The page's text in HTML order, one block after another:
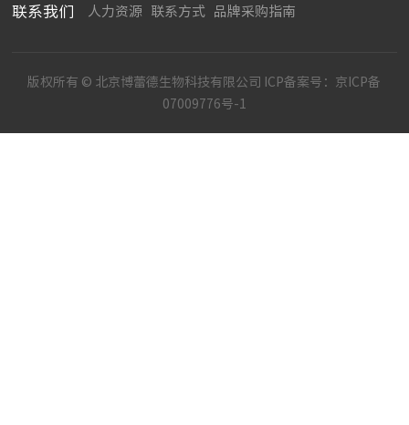
联系我们 人力资源 联系方式 品牌采购指南
版权所有 © 北京博蕾德生物科技有限公司 ICP备案号： 京ICP备
07009776号-1